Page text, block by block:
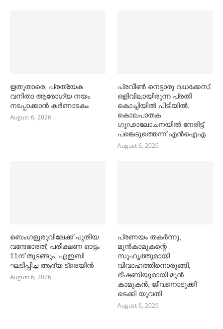
ഋതുതാരെ; പ്രത്യേക
വനിതാ ആരോഗ്യ നയം
നടപ്പാക്കാൻ കര്‍ണാടകം
August 6, 2026
പ്രവീൺ നെട്ടാരു വധക്കേസ്;
ഒളിവിലായിരുന്ന പ്രതി
കൊച്ചിയിൽ പിടിയിൽ,
കൊലപാതക
ഗൂഢാലോചനയിൽ നേരിട്ട്
പങ്കെടുത്തെന്ന് എൻഐഎ
August 6, 2026
ബെംഗളൂരുവിലേക്ക് പുതിയ
വന്ദേഭാരത്; പരീക്ഷണ ഓട്ടം
11ന് തുടങ്ങും, എഇബി
ഘടിപ്പിച്ച ആദ്യ ട്രെയിന്‍
August 6, 2026
പ്രണയം തകര്‍ന്നു,
മുൻകാമുകന്റെ
സുഹൃത്തുമായി
വിവാഹത്തിനൊരുങ്ങി,
ഭീഷണിയുമായി മുൻ
കാമുകൻ, ജീവനൊടുക്കി
ടെക്കി യുവതി
August 6, 2026